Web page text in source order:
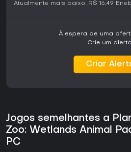
Atualmente mais baixo: R$ 16,49
À espera de uma
Crie um
Criar
Jogos semelhantes a
Zoo: Wetlands Animal
PC